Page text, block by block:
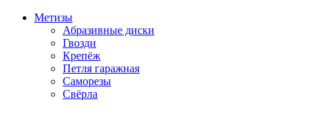
Метизы
Абразивные диски
Гвозди
Крепёж
Петля гаражная
Саморезы
Свёрла